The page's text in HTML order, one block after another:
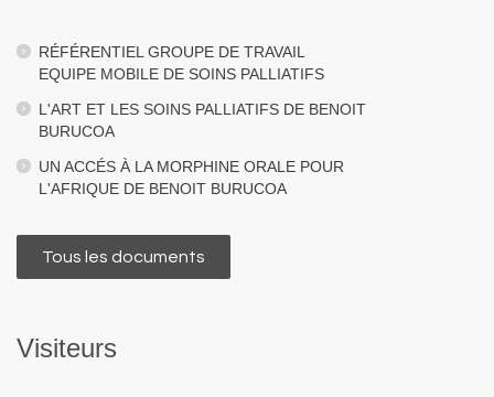
RÉFÉRENTIEL GROUPE DE TRAVAIL
EQUIPE MOBILE DE SOINS PALLIATIFS
L'ART ET LES SOINS PALLIATIFS DE BENOIT
BURUCOA
UN ACCÉS À LA MORPHINE ORALE POUR
L'AFRIQUE DE BENOIT BURUCOA
Tous les documents
Visiteurs